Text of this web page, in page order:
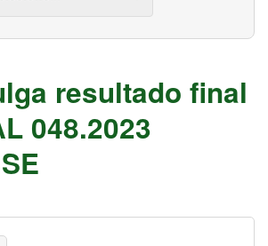
resultado final
048.2023